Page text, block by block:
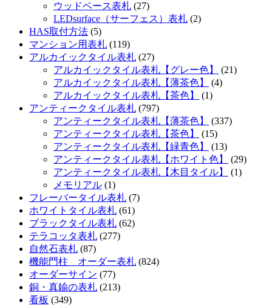
ウッドベース表札 (27)
LEDsurface（サーフェス）表札 (2)
HAS取付方法 (5)
マンション用表札 (119)
アルカイックタイル表札 (27)
アルカイックタイル表札【グレー色】
(21)
アルカイックタイル表札【薄茶色】
(4)
アルカイックタイル表札【茶色】
(1)
アンティークタイル表札 (797)
アンティークタイル表札【薄茶色】
(337)
アンティークタイル表札【茶色】
(15)
アンティークタイル表札【緑青色】
(13)
アンティークタイル表札【ホワイト色】
(29)
アンティークタイル表札【木目タイル】
(1)
メモリアル (1)
フレーバータイル表札 (7)
ホワイトタイル表札 (61)
ブラックタイル表札 (62)
テラコッタ表札 (277)
自然石表札 (87)
機能門柱 オーダー表札 (824)
オーダーサイン (77)
銅・真鍮の表札 (213)
看板 (349)